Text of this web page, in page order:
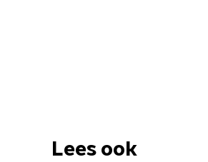
Lees ook